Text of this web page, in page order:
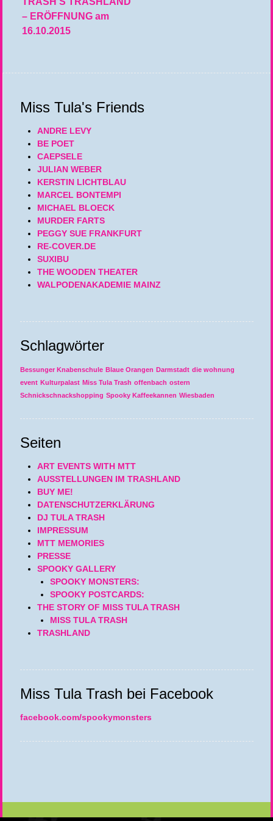
– ERÖFFNUNG am
16.10.2015
Miss Tula's Friends
ANDRE LEVY
BE POET
CAEPSELE
JULIAN WEBER
KERSTIN LICHTBLAU
MARCEL BONTEMPI
MICHAEL BLOECK
MURDER FARTS
PEGGY SUE FRANKFURT
RE-COVER.DE
SUXIBU
THE WOODEN THEATER
WALPODENAKADEMIE MAINZ
Schlagwörter
Bessunger Knabenschule Blaue Orangen Darmstadt die wohnung
event Kulturpalast Miss Tula Trash offenbach ostern
Schnickschnackshopping Spooky Kaffeekannen Wiesbaden
Seiten
ART EVENTS WITH MTT
AUSSTELLUNGEN IM TRASHLAND
BUY ME!
DATENSCHUTZERKLÄRUNG
DJ TULA TRASH
IMPRESSUM
MTT MEMORIES
PRESSE
SPOOKY GALLERY
SPOOKY MONSTERS:
SPOOKY POSTCARDS:
THE STORY OF MISS TULA TRASH
MISS TULA TRASH
TRASHLAND
Miss Tula Trash bei Facebook
facebook.com/spookymonsters